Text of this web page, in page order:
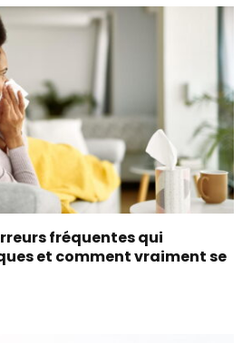
fréquentes qui
et comment vraiment se